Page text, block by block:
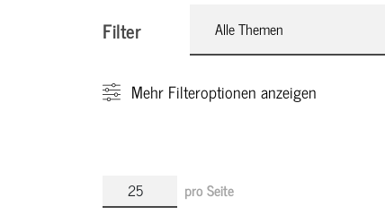
Filter Alle Themen
Mehr Filteroptionen anzeigen
pro Seite